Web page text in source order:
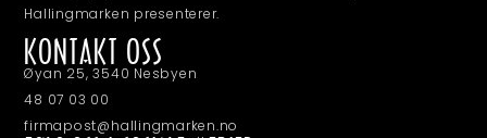
Hallingmarken presenterer.
KONTAKT OSS
Øyan 25, 3540 Nesbyen
48 07 03 00
firmapost@hallingmarken.no